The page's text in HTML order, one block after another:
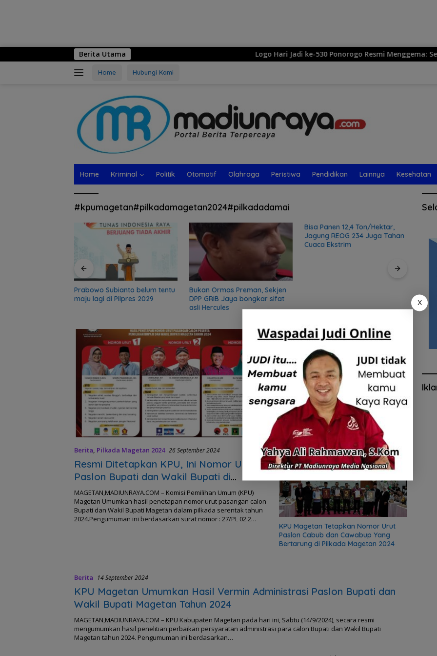
Berita Utama Logo Hari Jadi ke-530 Ponorogo Resmi Menggema: Sekar
Home Hubungi Kami
Home Kriminal Politik Otomotif Olahraga Peristiwa Pendidikan Lainnya Kesehatan
#kpumagetan#pilkadamagetan2024#pilkadadamai
Prabowo Subianto belum tentu
maju lagi di Pilpres 2029
Bukan Ormas Preman, Sekjen
DPP GRIB Jaya bongkar sifat
asli Hercules
Bisa Panen 12,4 Ton/Hektar,
Jagung REOG 234 Juga Tahan
Cuaca Ekstrim
Berita, Pilkada Magetan 2024 26 September 2024
Resmi Ditetapkan KPU, Ini Nomor Urut
Paslon Bupati dan Wakil Bupati di
Pilkada Magetan 2024
MAGETAN,MADIUNRAYA.COM – Komisi Pemilihan Umum (KPU)
Magetan Umumkan hasil penetapan nomor urut pasangan calon
Bupati dan Wakil Bupati Magetan dalam pilkada serentak tahun
2024.Pengumuman ini berdasarkan surat nomor : 27/PL 02.2…
KPU Magetan Gelar Deklarasi
Kampanye Damai Pilkada Magetan
2024
KPU Magetan Tetapkan Nomor Urut
Paslon Cabub dan Cawabup Yang
Bertarung di Pilkada Magetan 2024
Berita 14 September 2024
KPU Magetan Umumkan Hasil Vermin Administrasi Paslon Bupati dan
Wakil Bupati Magetan Tahun 2024
MAGETAN,MADIUNRAYA.COM – KPU Kabupaten Magetan pada hari ini, Sabtu (14/9/2024), secara resmi
mengumumkan hasil penelitian perbaikan persyaratan administrasi para calon Bupati dan Wakil Bupati
Magetan tahun 2024. Pengumuman ini berdasarkan…
X